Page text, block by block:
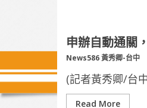
申辦自動通關
News586 黃秀卿-台中
(記者黃秀卿/台
Read More